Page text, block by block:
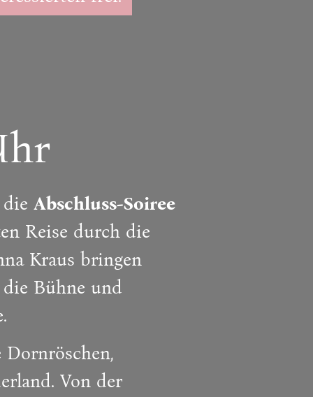
Abschluss-Soiree
Reise durch die
Kraus bringen
Bühne und
Dornröschen,
Von der